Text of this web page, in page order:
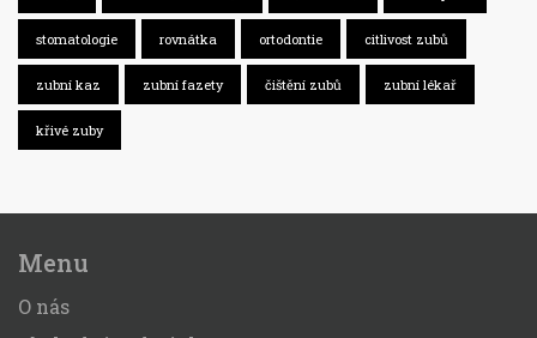
stomatologie rovnátka ortodontie citlivost zubů
zubní kaz zubní fazety čištění zubů zubní lékař
křivé zuby
Menu
O nás